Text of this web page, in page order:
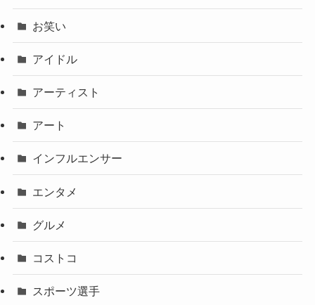
お笑い
アイドル
アーティスト
アート
インフルエンサー
エンタメ
グルメ
コストコ
スポーツ選手